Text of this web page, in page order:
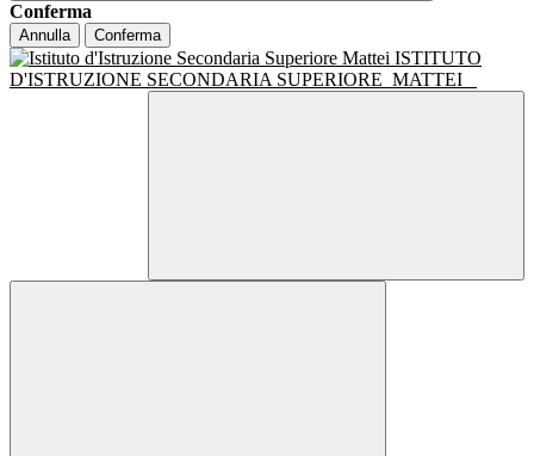
Conferma
Annulla Conferma
ISTITUTO
D'ISTRUZIONE SECONDARIA SUPERIORE MATTEI